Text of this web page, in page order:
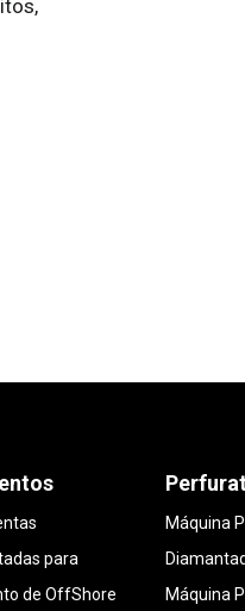
para
de OffShore
Máquina
Máquina